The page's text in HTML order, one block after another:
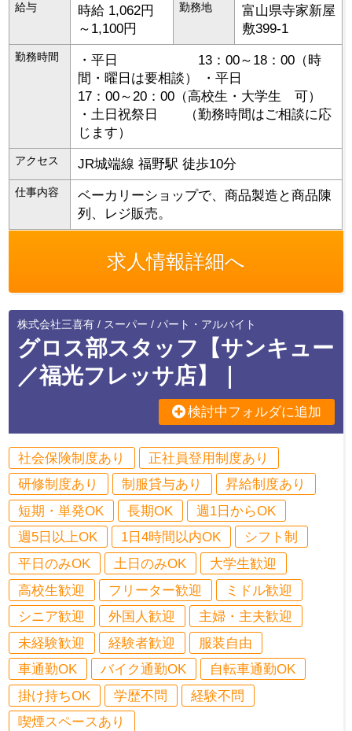
給与
時給 1,062円
～1,100円
勤務地 富山県寺家新屋
敷399-1
勤務時間
・平日 13：00～18：00（時
間・曜日は要相談） ・平日
17：00～20：00（高校生・大学生 可）
・土日祝祭日 （勤務時間はご相談に応
じます）
アクセス JR城端線 福野駅 徒歩10分
仕事内容
ベーカリーショップで、商品製造と商品陳
列、レジ販売。
求人情報詳細へ
株式会社三喜有 / スーパー / パート・アルバイト
グロス部スタッフ【サンキュー
／福光フレッサ店】｜
検討中フォルダに追加
社会保険制度あり
正社員登用制度あり
研修制度あり
制服貸与あり
昇給制度あり
短期・単発OK
長期OK
週1日からOK
週5日以上OK
1日4時間以内OK
シフト制
平日のみOK
土日のみOK
大学生歓迎
高校生歓迎
フリーター歓迎
ミドル歓迎
シニア歓迎
外国人歓迎
主婦・主夫歓迎
未経験歓迎
経験者歓迎
服装自由
車通勤OK
バイク通勤OK
自転車通勤OK
掛け持ちOK
学歴不問
経験不問
喫煙スペースあり